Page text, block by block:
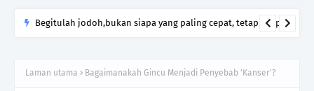
Begitulah jodoh,bukan siapa yang paling cepat, tetapi siapa
Laman utama Bagaimanakah Gincu Menjadi Penyebab 'Kanser'?